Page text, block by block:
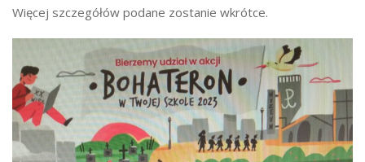
Więcej szczegółów podane zostanie wkrótce.